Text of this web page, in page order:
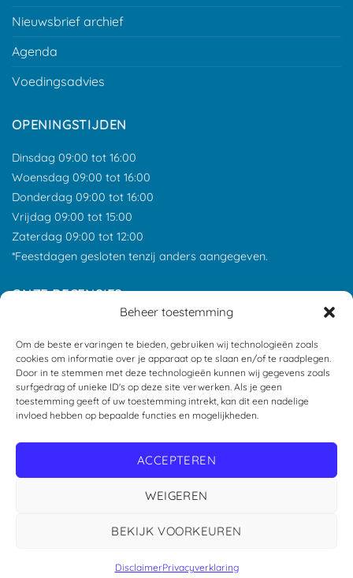
Beheer toestemming
Om de beste ervaringen te bieden, gebruiken wij technologieën zoals
cookies om informatie over je apparaat op te slaan en/of te raadplegen.
Door in te stemmen met deze technologieën kunnen wij gegevens zoals
surfgedrag of unieke ID's op deze site verwerken. Als je geen
toestemming geeft of uw toestemming intrekt, kan dit een nadelige
invloed hebben op bepaalde functies en mogelijkheden.
ACCEPTEREN
WEIGEREN
BEKIJK VOORKEUREN
DisclaimerPrivacyverklaring
Nieuwsbrief archief
Agenda
Voedingsadvies
OPENINGSTIJDEN
Dinsdag 09:00 tot 16:00
Woensdag 09:00 tot 16:00
Donderdag 09:00 tot 16:00
Vrijdag 09:00 tot 15:00
Zaterdag 09:00 tot 12:00
*Feestdagen gesloten tenzij anders aangegeven.
ONZE RECENSIES
Copyright 2026 ©Geusdiervoeding